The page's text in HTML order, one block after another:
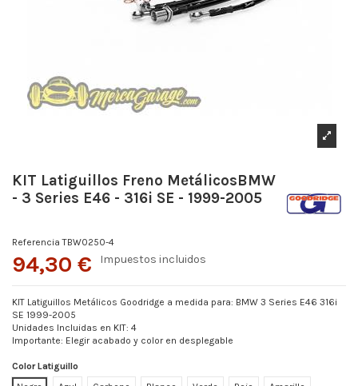
KIT Latiguillos Freno MetálicosBMW
- 3 Series E46 - 316i SE - 1999-2005
Referencia TBW0250-4
94,30 € Impuestos incluidos
KIT Latiguillos Metálicos Goodridge a medida para: BMW 3 Series E46 316i
SE 1999-2005
Unidades Incluidas en KIT: 4
Importante: Elegir acabado y color en desplegable
Color Latiguillo